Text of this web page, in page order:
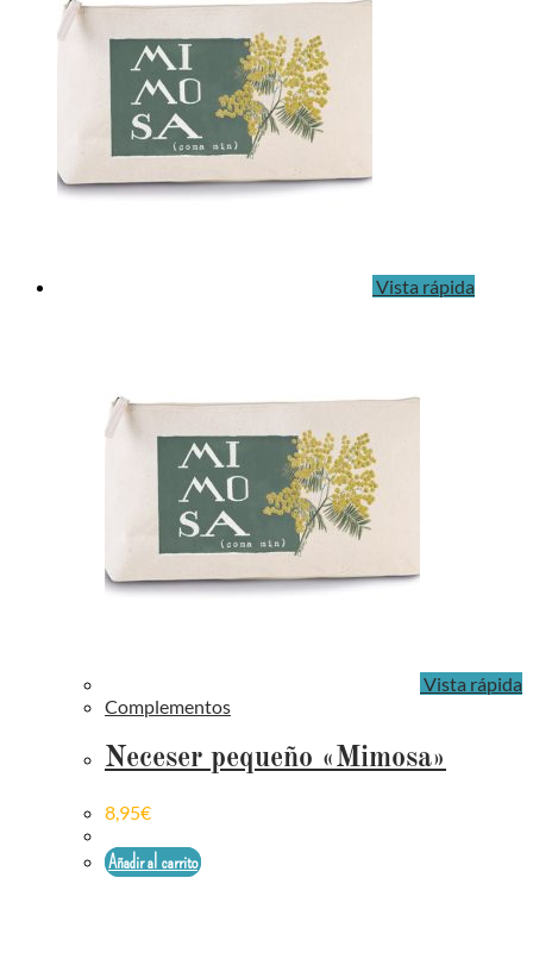
Vista rápida
Vista rápida
Complementos
Neceser pequeño «Mimosa»
8,95€
Añadir al carrito